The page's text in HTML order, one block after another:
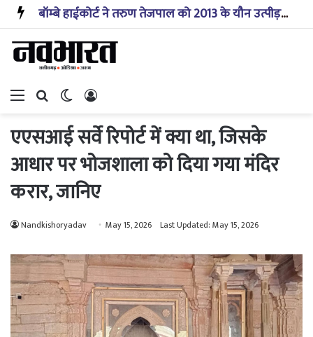
बॉम्बे हाईकोर्ट ने तरुण तेजपाल को 2013 के यौन उत्पीड़न केस में दोषी ठहराया, बरी करने का फैसला रद्द
Menu Search forSwitch skin
एएसआई सर्वे रिपोर्ट में क्या था, जिसके
आधार पर भोजशाला को दिया गया मंदिर
करार, जानिए
Nandkishoryadav May 15, 2026 Last Updated: May 15, 2026